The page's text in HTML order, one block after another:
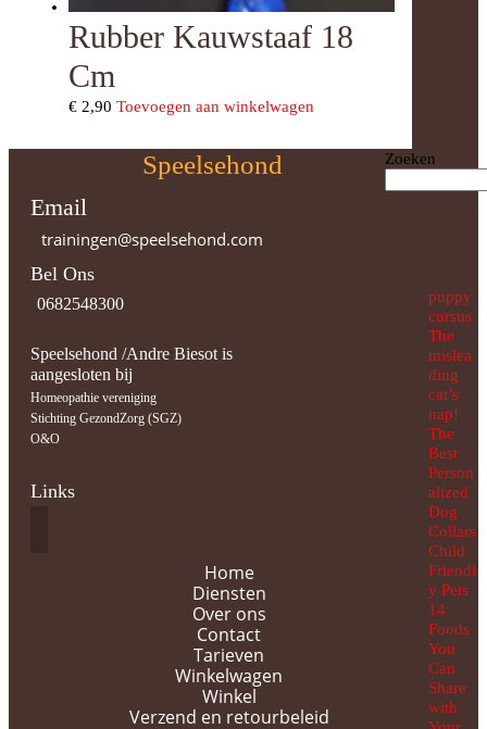
Rubber Kauwstaaf 18
Cm
€ 2,90 Toevoegen aan winkelwagen
Zoeken
puppy
cursus
The
mislea
ding
cat’s
nap!
The
Best
Person
alized
Dog
Collars
Child
Friendl
y Pets
14
Foods
You
Can
Share
with
Speelsehond
Email
trainingen@speelsehond.com
Bel Ons
0682548300
Speelsehond /Andre Biesot is
aangesloten bij
Homeopathie vereniging
Stichting GezondZorg (SGZ)
O&O
Links
Home
Diensten
Over ons
Contact
Tarieven
Winkelwagen
Winkel
Verzend en retourbeleid